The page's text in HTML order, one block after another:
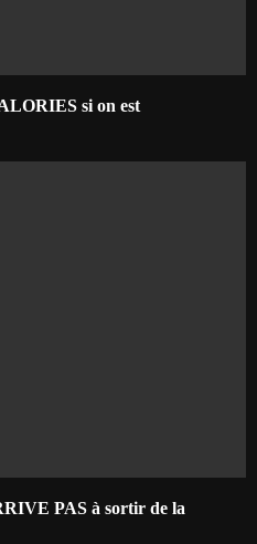
si on est
PAS à sortir de la